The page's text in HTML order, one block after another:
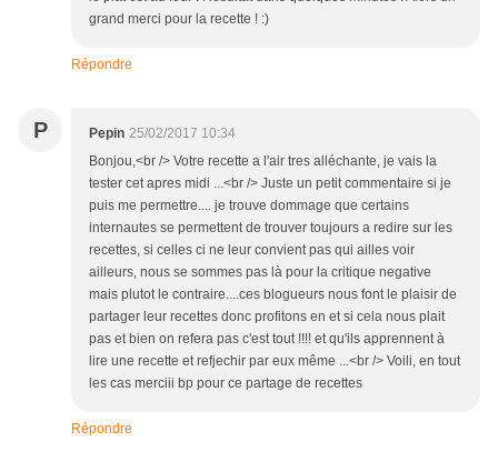
grand merci pour la recette ! :)
Répondre
P Pepin 25/02/2017 10:34
Bonjou,<br /> Votre recette a l'air tres alléchante, je vais la
tester cet apres midi ...<br /> Juste un petit commentaire si je
puis me permettre.... je trouve dommage que certains
internautes se permettent de trouver toujours a redire sur les
recettes, si celles ci ne leur convient pas qui ailles voir
ailleurs, nous se sommes pas là pour la critique negative
mais plutot le contraire....ces blogueurs nous font le plaisir de
partager leur recettes donc profitons en et si cela nous plait
pas et bien on refera pas c'est tout !!!! et qu'ils apprennent à
lire une recette et refjechir par eux même ...<br /> Voili, en tout
les cas merciii bp pour ce partage de recettes
Répondre